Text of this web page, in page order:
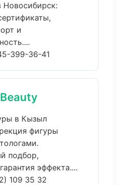
Новосибирск:
и
399-36-41
в Кызыл
фигуры
подбор,
эффекта....
109 35 32